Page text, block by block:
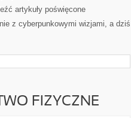
artykuły poświęcone
z cyberpunkowymi wizjami, a dziś
FIZYCZNE